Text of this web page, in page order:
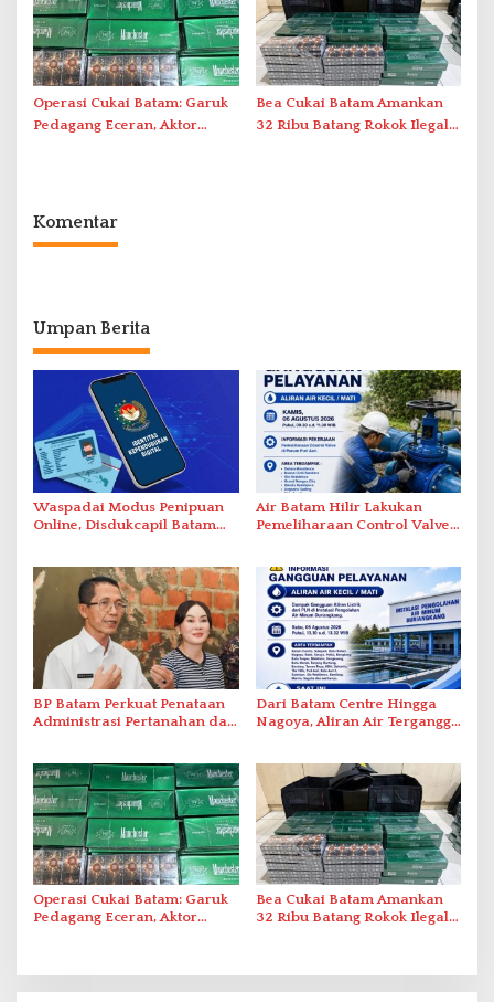
Operasi Cukai Batam: Garuk
Pedagang Eceran, Aktor
Bea Cukai Batam Amankan
32 Ribu Batang Rokok Ilegal
Komentar
Umpan Berita
Waspadai Modus Penipuan
Online, Disdukcapil Batam
Air Batam Hilir Lakukan
Pemeliharaan Control Valve,
BP Batam Perkuat Penataan
Administrasi Pertanahan dan
Dari Batam Centre Hingga
Nagoya, Aliran Air Terganggu
Operasi Cukai Batam: Garuk
Pedagang Eceran, Aktor
Bea Cukai Batam Amankan
32 Ribu Batang Rokok Ilegal